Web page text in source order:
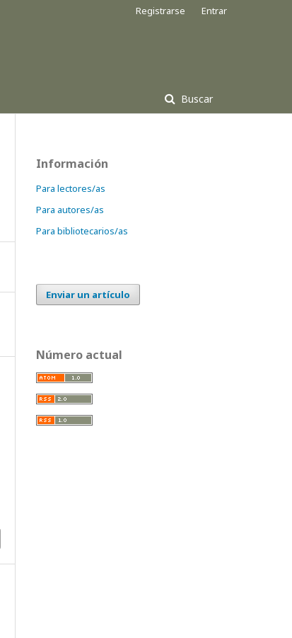
Buscar
Registrarse Entrar
Información
Para lectores/as
Para autores/as
Para bibliotecarios/as
Enviar un artículo
Número actual